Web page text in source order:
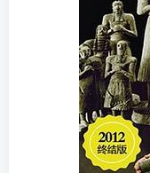
登录密码
记住登录